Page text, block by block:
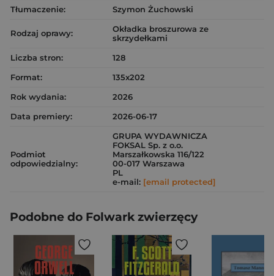
Tłumaczenie:
Szymon Żuchowski
Rodzaj oprawy:
Okładka broszurowa ze
skrzydełkami
Liczba stron:
128
Format:
135x202
Rok wydania:
2026
Data premiery:
2026-06-17
Podmiot
odpowiedzialny:
GRUPA WYDAWNICZA
FOKSAL Sp. z o.o.
Marszałkowska 116/122
00-017 Warszawa
PL
e-mail: [email protected]
Podobne do Folwark zwierzęcy